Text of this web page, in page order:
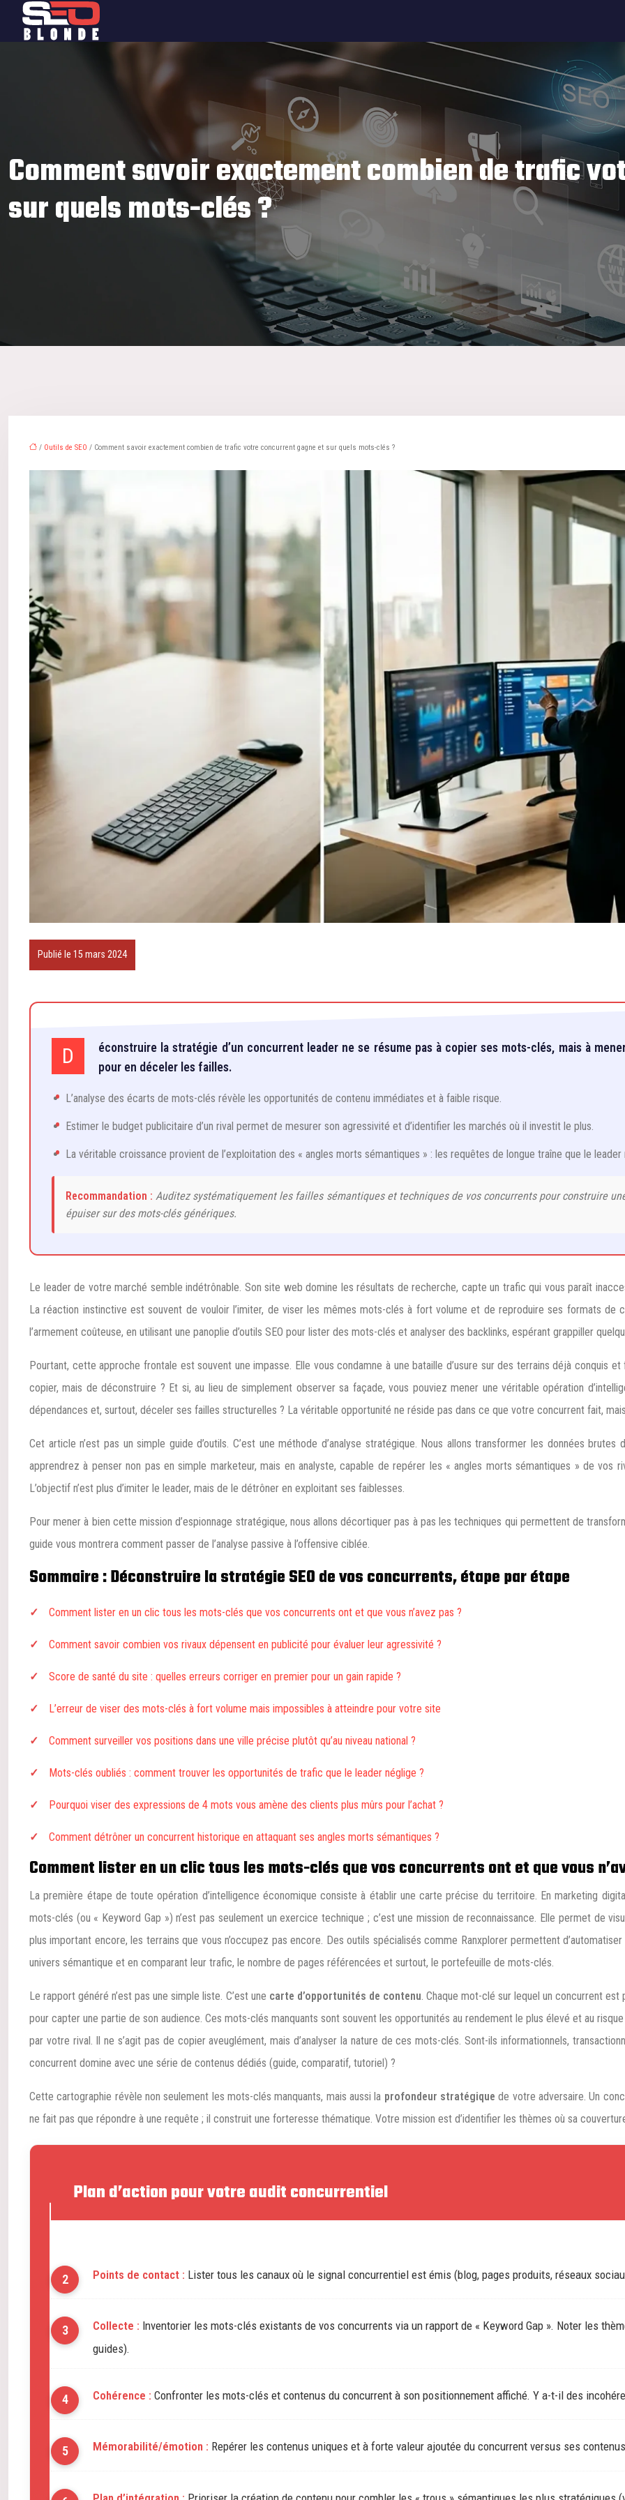
Comment savoir exactement combien de trafic
sur quels mots-clés ?
/ Outils de SEO / Comment savoir exactement combien de trafic votre concurrent gagne et sur quels mots-clés ?
Publié le 15 mars 2024
D
éconstruire la stratégie d’un concurrent leader ne se résume pas à copier ses mots-clés, mais à
pour en déceler les failles.
L’analyse des écarts de mots-clés révèle les opportunités de contenu immédiates et à faible risque.
Estimer le budget publicitaire d’un rival permet de mesurer son agressivité et d’identifier les marchés où il investit le plus.
La véritable croissance provient de l’exploitation des « angles morts sémantiques » : les requêtes de longue traîne que le leader
Recommandation : Auditez systématiquement les failles sémantiques et techniques de vos concurrents pour construire
épuiser sur des mots-clés génériques.
Le leader de votre marché semble indétrônable. Son site web domine les résultats de recherche, capte un trafic qui vous paraît
La réaction instinctive est souvent de vouloir l’imiter, de viser les mêmes mots-clés à fort volume et de reproduire ses formats de
l’armement coûteuse, en utilisant une panoplie d’outils SEO pour lister des mots-clés et analyser des backlinks, espérant grappiller
Pourtant, cette approche frontale est souvent une impasse. Elle vous condamne à une bataille d’usure sur des terrains déjà conquis
copier, mais de déconstruire ? Et si, au lieu de simplement observer sa façade, vous pouviez mener une véritable opération
dépendances et, surtout, déceler ses failles structurelles ? La véritable opportunité ne réside pas dans ce que votre concurrent fait,
Cet article n’est pas un simple guide d’outils. C’est une méthode d’analyse stratégique. Nous allons transformer les données
apprendrez à penser non pas en simple marketeur, mais en analyste, capable de repérer les « angles morts sémantiques » de vos
L’objectif n’est plus d’imiter le leader, mais de le détrôner en exploitant ses faiblesses.
Pour mener à bien cette mission d’espionnage stratégique, nous allons décortiquer pas à pas les techniques qui permettent de
guide vous montrera comment passer de l’analyse passive à l’offensive ciblée.
Sommaire : Déconstruire la stratégie SEO de vos concurrents, étape par étape
Comment lister en un clic tous les mots-clés que vos concurrents ont et que vous n’avez pas ?
Comment savoir combien vos rivaux dépensent en publicité pour évaluer leur agressivité ?
Score de santé du site : quelles erreurs corriger en premier pour un gain rapide ?
L’erreur de viser des mots-clés à fort volume mais impossibles à atteindre pour votre site
Comment surveiller vos positions dans une ville précise plutôt qu’au niveau national ?
Mots-clés oubliés : comment trouver les opportunités de trafic que le leader néglige ?
Pourquoi viser des expressions de 4 mots vous amène des clients plus mûrs pour l’achat ?
Comment détrôner un concurrent historique en attaquant ses angles morts sémantiques ?
Comment lister en un clic tous les mots-clés que vos concurrents ont et que vous
La première étape de toute opération d’intelligence économique consiste à établir une carte précise du territoire. En marketing
mots-clés (ou « Keyword Gap ») n’est pas seulement un exercice technique ; c’est une mission de reconnaissance. Elle permet de
plus important encore, les terrains que vous n’occupez pas encore. Des outils spécialisés comme Ranxplorer permettent
univers sémantique et en comparant leur trafic, le nombre de pages référencées et surtout, le portefeuille de mots-clés.
Le rapport généré n’est pas une simple liste. C’est une carte d’opportunités de contenu. Chaque mot-clé sur lequel un concurrent
pour capter une partie de son audience. Ces mots-clés manquants sont souvent les opportunités au rendement le plus élevé et au
par votre rival. Il ne s’agit pas de copier aveuglément, mais d’analyser la nature de ces mots-clés. Sont-ils informationnels,
concurrent domine avec une série de contenus dédiés (guide, comparatif, tutoriel) ?
Cette cartographie révèle non seulement les mots-clés manquants, mais aussi la profondeur stratégique de votre adversaire. Un
ne fait pas que répondre à une requête ; il construit une forteresse thématique. Votre mission est d’identifier les thèmes où sa
Plan d’action pour votre audit concurrentiel
Points de contact : Lister tous les canaux où le signal concurrentiel est émis (blog, pages produits, réseaux
Collecte : Inventorier les mots-clés existants de vos concurrents via un rapport de « Keyword Gap ». Noter les
guides).
Cohérence : Confronter les mots-clés et contenus du concurrent à son positionnement affiché. Y a-t-il des
Mémorabilité/émotion : Repérer les contenus uniques et à forte valeur ajoutée du concurrent versus ses